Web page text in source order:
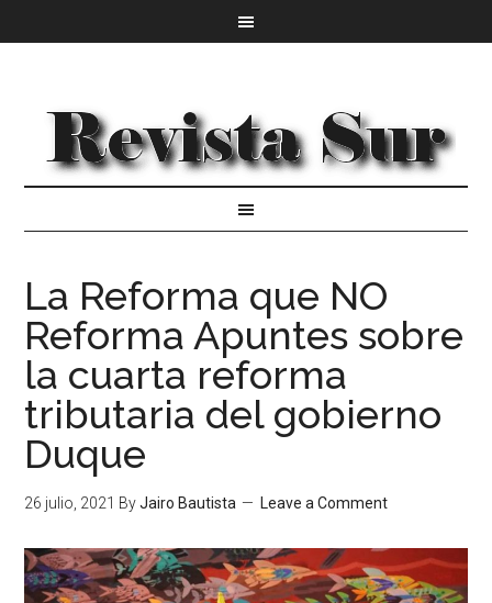
La Reforma que NO
Reforma Apuntes sobre
la cuarta reforma
tributaria del gobierno
Duque
26 julio, 2021 ByJairo Bautista Leave a Comment